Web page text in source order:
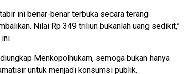
ini benar-benar terbuka secara terang
Nilai Rp 349 triliun bukanlah uang sedikit,”
Menkopolhukam, semoga bukan hanya
untuk menjadi konsumsi publik.